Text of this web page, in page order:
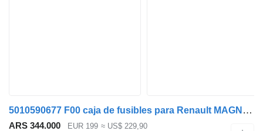
5010590677 F00 caja de fusibles para Renault MAGNUM cabeza tractora
ARS 344.000 EUR 199 ≈ US$ 229,90